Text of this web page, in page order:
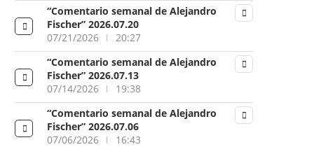
“Comentario semanal de Alejandro
Fischer” 2026.07.20
07/21/2026
20:27
“Comentario semanal de Alejandro
Fischer” 2026.07.13
07/14/2026
19:38
“Comentario semanal de Alejandro
Fischer” 2026.07.06
07/06/2026
16:43